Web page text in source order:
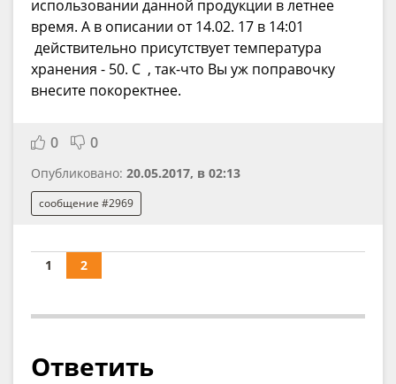
использовании данной продукции в летнее
время. А в описании от 14.02. 17 в 14:01
действительно присутствует температура
хранения - 50. С , так-что Вы уж поправочку
внесите покоректнее.
0 0
Опубликовано: 20.05.2017, в 02:13
сообщение #2969
1 2
Ответить